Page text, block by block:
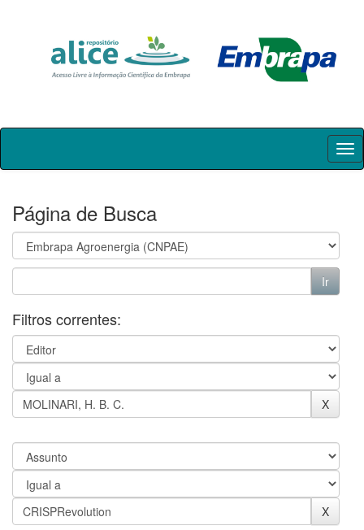
Skip
Página de Busca
Filtros correntes: